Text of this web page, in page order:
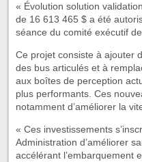
« Évolution solution
de 16 613 465 $ a été
séance du comité exécutif
Ce projet consiste à ajouter
des bus articulés et à
aux boîtes de perception
plus performants. Ces
notamment d’améliorer la
« Ces investissements
Administration d’améliorer
accélérant l’embarquement